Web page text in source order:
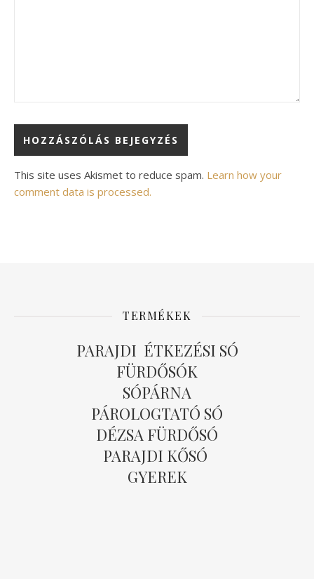
Alternative:
This site uses Akismet to reduce spam. Learn how your
comment data is processed.
TERMÉKEK
PARAJDI ÉTKEZÉSI SÓ
FÜRDŐSÓK
SÓPÁRNA
PÁROLOGTATÓ SÓ
DÉZSA FÜRDŐSÓ
PARAJDI KŐSÓ
GYEREK